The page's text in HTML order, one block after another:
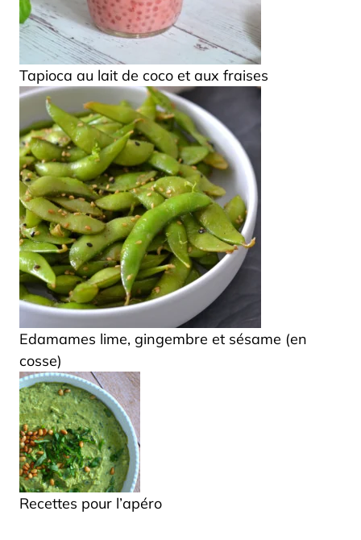
Tapioca au lait de coco et aux fraises
Edamames lime, gingembre et sésame (en
cosse)
Recettes pour l’apéro